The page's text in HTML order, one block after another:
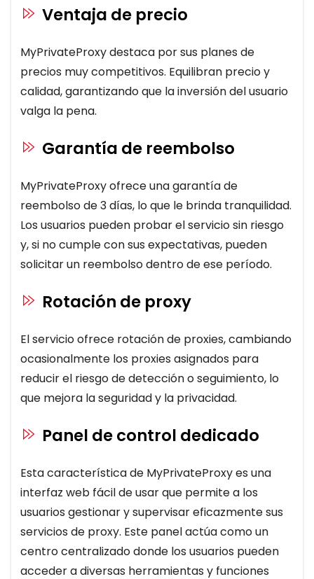
Ventaja de precio
MyPrivateProxy destaca por sus planes de
precios muy competitivos. Equilibran precio y
calidad, garantizando que la inversión del usuario
valga la pena.
Garantía de reembolso
MyPrivateProxy ofrece una garantía de
reembolso de 3 días, lo que le brinda tranquilidad.
Los usuarios pueden probar el servicio sin riesgo
y, si no cumple con sus expectativas, pueden
solicitar un reembolso dentro de ese período.
Rotación de proxy
El servicio ofrece rotación de proxies, cambiando
ocasionalmente los proxies asignados para
reducir el riesgo de detección o seguimiento, lo
que mejora la seguridad y la privacidad.
Panel de control dedicado
Esta característica de MyPrivateProxy es una
interfaz web fácil de usar que permite a los
usuarios gestionar y supervisar eficazmente sus
servicios de proxy. Este panel actúa como un
centro centralizado donde los usuarios pueden
acceder a diversas herramientas y funciones